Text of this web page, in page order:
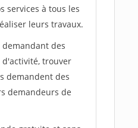
services à tous les
leurs travaux.
des
trouver
demandent des
demandeurs de